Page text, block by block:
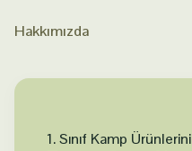
Hakkımızda
1. Sınıf Kamp Ürünlerini